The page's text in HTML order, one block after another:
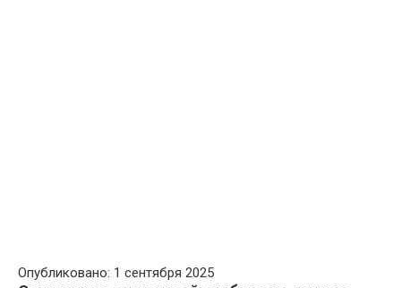
Опубликовано: 1 сентября 2025